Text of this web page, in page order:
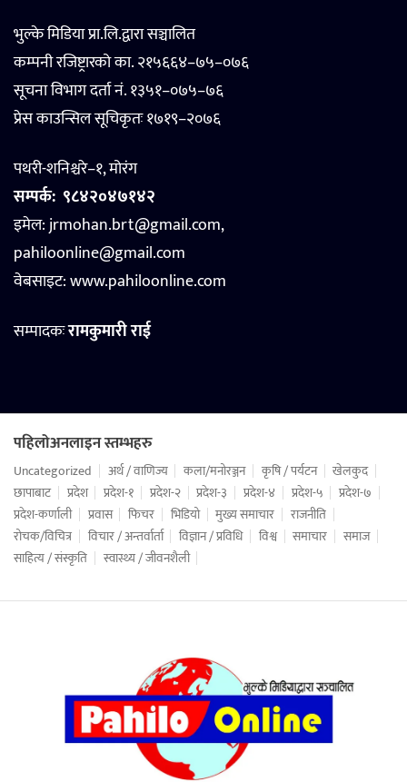
भुल्के मिडिया प्रा.लि.द्वारा सञ्चालित
कम्पनी रजिष्ट्रारको का. २१५६६४–७५–०७६
सूचना विभाग दर्ता नं. १३५१–०७५–७६
प्रेस काउन्सिल सूचिकृतः १७१९–२०७६
पथरी-शनिश्चरे–१, मोरंग
सम्पर्क: ९८४२०४७१४२
इमेल: jrmohan.brt@gmail.com,
pahiloonline@gmail.com
वेबसाइट:www.pahiloonline.com
सम्पादकःरामकुमारी राई
पहिलोअनलाइन स्तम्भहरु
Uncategorized अर्थ / वाणिज्य कला/मनोरञ्जन कृषि / पर्यटन
खेलकुद
छापाबाट
प्रदेश प्रदेश-१ प्रदेश-२ प्रदेश-३ प्रदेश-४ प्रदेश-५
प्रदेश-७
प्रदेश-कर्णाली
प्रवास फिचर भिडियो मुख्य समाचार
राजनीति
रोचक/विचित्र
विचार / अन्तर्वार्ता विज्ञान / प्रविधि विश्व समाचार
समाज
साहित्य / संस्कृति
स्वास्थ्य / जीवनशैली